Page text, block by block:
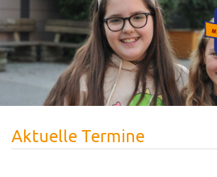
Aktuelle Termine